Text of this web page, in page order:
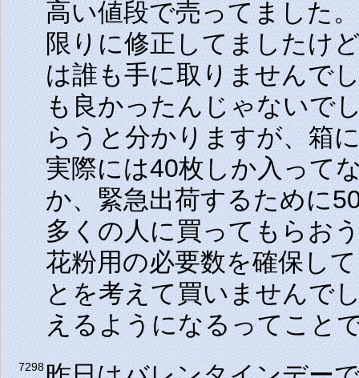
高い値段で売ってました
限りに修正してましたけ
は誰も手に取りませんで
も良かったんじゃないで
らうと分かりますが、箱
実際には40枚しか入って
か、緊急出荷するために
多くの人に買ってもらお
花粉用の必要数を確保し
とを考えて買いませんで
えるようになるってこと
7298